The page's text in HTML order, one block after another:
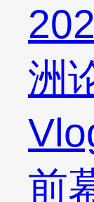
洲
前